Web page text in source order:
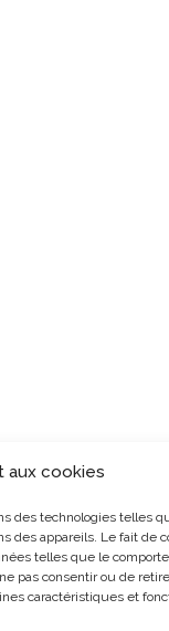
aux cookies
des technologies telles
des appareils. Le fait de
telles que le
pas consentir ou de
caractéristiques et